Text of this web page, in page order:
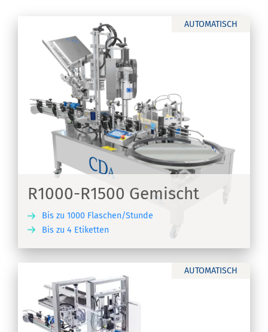
AUTOMATISCH
R1000-R1500 Gemischt
Bis zu 1000 Flaschen/Stunde
Bis zu 4 Etiketten
AUTOMATISCH